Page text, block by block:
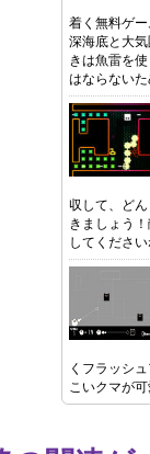
着く無料ゲ
深海底と大
きは魚雷を
はならない
収して、ど
きましょう
してくださ
くフラッシ
こいクマが